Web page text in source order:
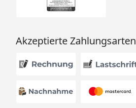
Akzeptierte Zahlungsarten